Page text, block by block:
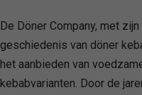
De Döner Company, met
geschiedenis van döner
het aanbieden van
kebabvarianten. Door de